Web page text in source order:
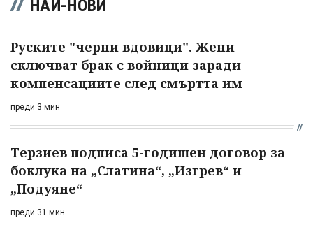
НАЙ-НОВИ
Руските "черни вдовици". Жени
сключват брак с войници заради
компенсациите след смъртта им
преди 3 мин
Терзиев подписа 5-годишен договор за
боклука на „Слатина“, „Изгрев“ и
„Подуяне“
преди 31 мин